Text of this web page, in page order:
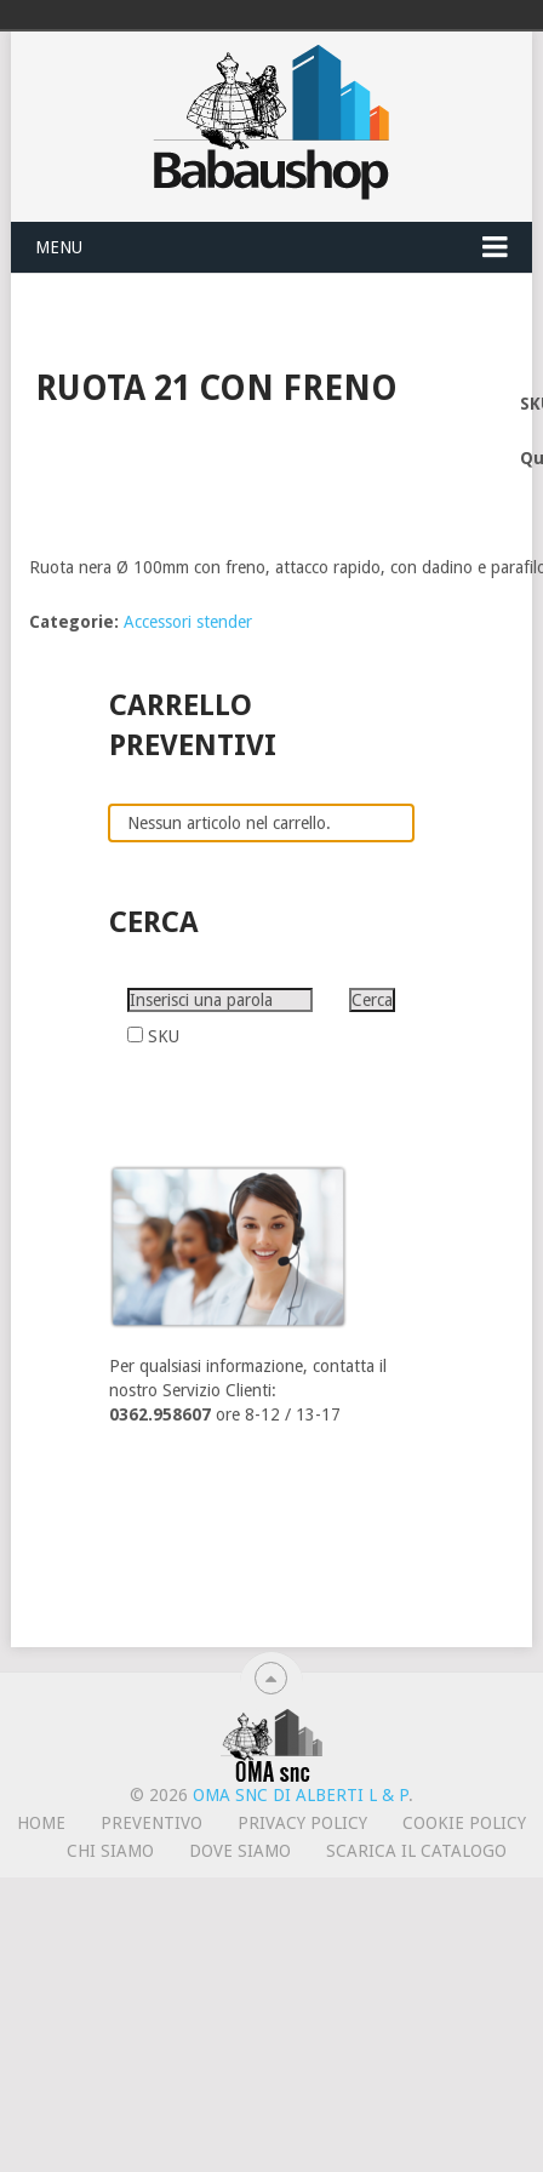
MENU
RUOTA 21 CON FRENO
Ruota nera Ø 100mm con freno, attacco rapido, con dadino e
Categorie: Accessori stender
CARRELLO
PREVENTIVI
Nessun articolo nel carrello.
CERCA
SKU
Per qualsiasi informazione, contatta il
nostro Servizio Clienti:
0362.958607ore 8-12 / 13-17
© 2026 OMA SNC DI ALBERTI L & P.
HOME
PREVENTIVO PRIVACY POLICY
COOKIE POLICY
CHI SIAMO
DOVE SIAMO SCARICA IL CATALOGO